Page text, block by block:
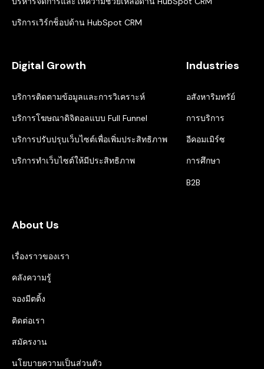
บริการเวิร์กช็อปด้าน HubSpot CRM
Digital Growth
บริการติดตามข้อมูลและการวิเคราะห์
บริการโฆษณาดิจิตอลแบบ Full Funnel
บริการปรับปรุบเว็บไซต์เพื่อเพิ่มประสิทธิภาพ
บริการทำเว็บไซต์ให้มีประสิทธิภาพ
Industries
อสังหาริมทรัย์
การบริการ
อีคอมเมิร์ซ
การศึกษา
B2B
About Us
เรื่องราวของเรา
คลังความรู้
จองมีตติ้ง
ติดต่อเรา
สมัครงาน
นโยบายความเป็นส่วนตัว